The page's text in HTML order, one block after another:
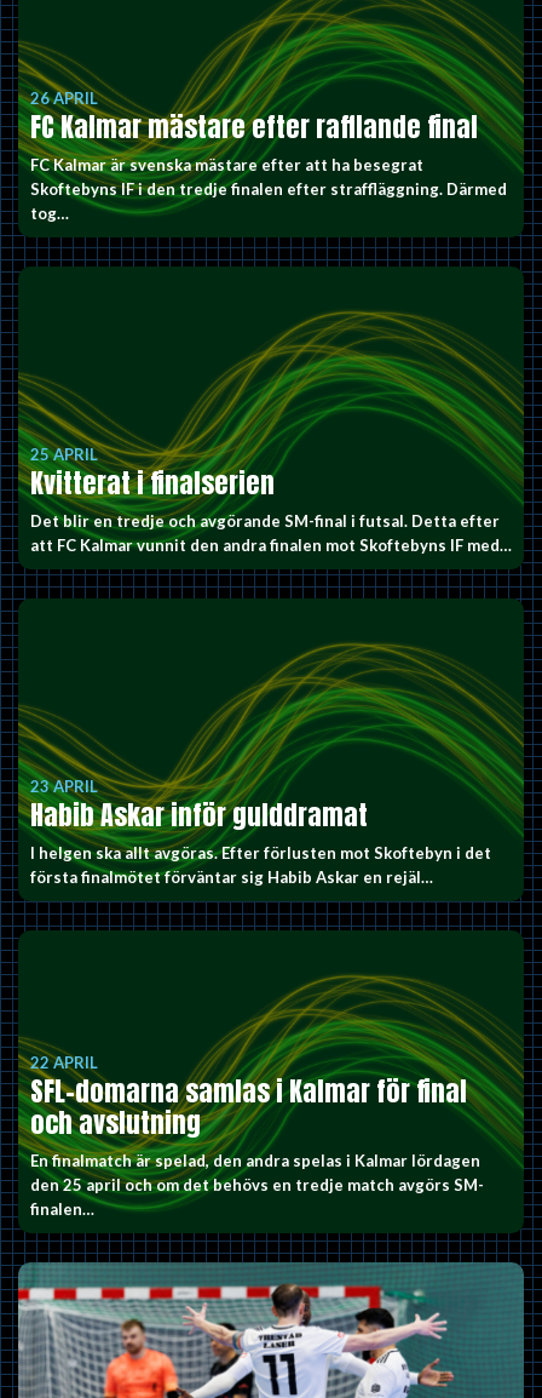
26 APRIL
FC Kalmar mästare efter rafflande final
FC Kalmar är svenska mästare efter att ha besegrat
Skoftebyns IF i den tredje finalen efter straffläggning. Därmed
tog…
25 APRIL
Kvitterat i finalserien
Det blir en tredje och avgörande SM-final i futsal. Detta efter
att FC Kalmar vunnit den andra finalen mot Skoftebyns IF med…
23 APRIL
Habib Askar inför gulddramat
I helgen ska allt avgöras. Efter förlusten mot Skoftebyn i det
första finalmötet förväntar sig Habib Askar en rejäl…
22 APRIL
SFL-domarna samlas i Kalmar för final
och avslutning
En finalmatch är spelad, den andra spelas i Kalmar lördagen
den 25 april och om det behövs en tredje match avgörs SM-
finalen…